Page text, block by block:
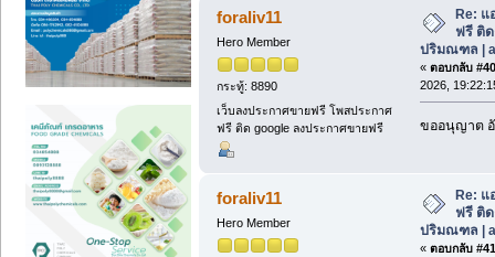
foraliv11
Hero Member
กระทู้: 8890
เว็บลงประกาศขายฟรี โพสประกาศ
ฟรี ติด google ลงประกาศขายฟรี
Re:
ฟรี ติ
ปริมณฑล |
« ตอบกลับ
2026,
ขออนุญาต
foraliv11
Hero Member
Re:
ฟรี ติ
ปริมณฑล |
« ตอบกลับ